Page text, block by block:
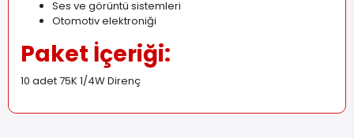
Ses ve görüntü sistemleri
Otomotiv elektroniği
Paket İçeriği:
10 adet 75K 1/4W Direnç